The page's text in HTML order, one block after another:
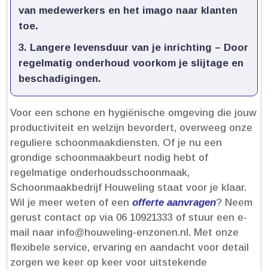
van medewerkers en het imago naar klanten
toe.​
Langere levensduur van je inrichting – Door
regelmatig onderhoud voorkom je slijtage en
beschadigingen.​
Voor een schone en hygiënische omgeving die jouw
productiviteit en welzijn bevordert, overweeg onze
reguliere schoonmaakdiensten.​ Of je nu een
grondige schoonmaakbeurt nodig hebt of
regelmatige onderhoudsschoonmaak,
Schoonmaakbedrijf Houweling staat voor je klaar.​
Wil je meer weten of eenofferte aanvragen? Neem
gerust contact op via 06 10921333 of stuur een e-
mail naar info@houweling-enzonen.​nl.​ Met onze
flexibele service, ervaring en aandacht voor detail
zorgen we keer op keer voor uitstekende